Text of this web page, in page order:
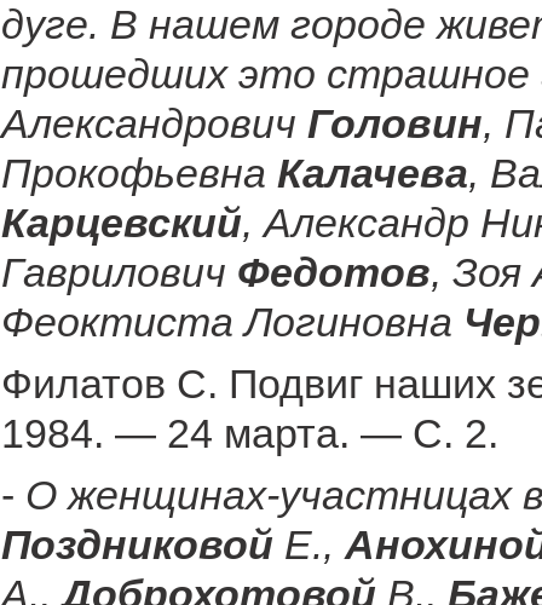
дуге. В нашем городе
прошедших это страшное
Александрович Головин,
Прокофьевна Калачева,
Карцевский, Александр
Гаврилович Федотов, Зоя
Феоктиста Логиновна
Филатов С. Подвиг наших
1984. — 24 марта. — С. 2.
- О женщинах-участницах
Поздниковой Е.,
А.,Доброхотовой В.,